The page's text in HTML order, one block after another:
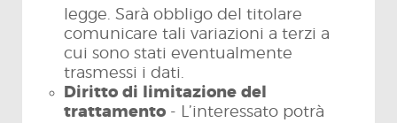
legge. Sarà obbligo del titolare
comunicare tali variazioni a terzi a
cui sono stati eventualmente
trasmessi i dati.
Diritto di limitazione del
trattamento - L’interessato potrà